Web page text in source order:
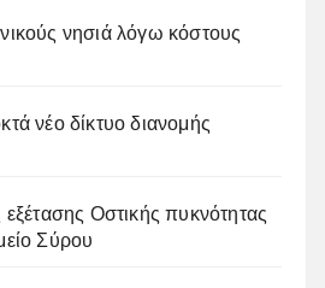
νησιά λόγω κόστους
νέο δίκτυο διανομής
εξέτασης Οστικής πυκνότητας
Σύρου